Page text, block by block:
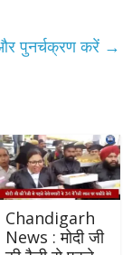
पुनर्चक्रण करें →
Chandigarh
News : मोदी जी